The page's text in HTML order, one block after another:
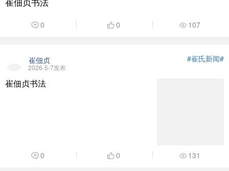
0 0 107
崔佃贞
2026-5-7发布
#崔氏新闻#
崔佃贞书法
0 0 131